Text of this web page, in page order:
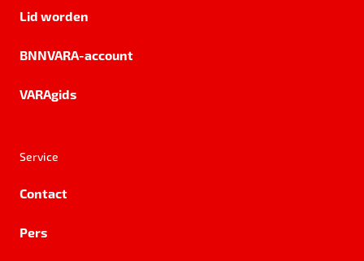
Lid worden
BNNVARA-account
VARAgids
Service
Contact
Pers